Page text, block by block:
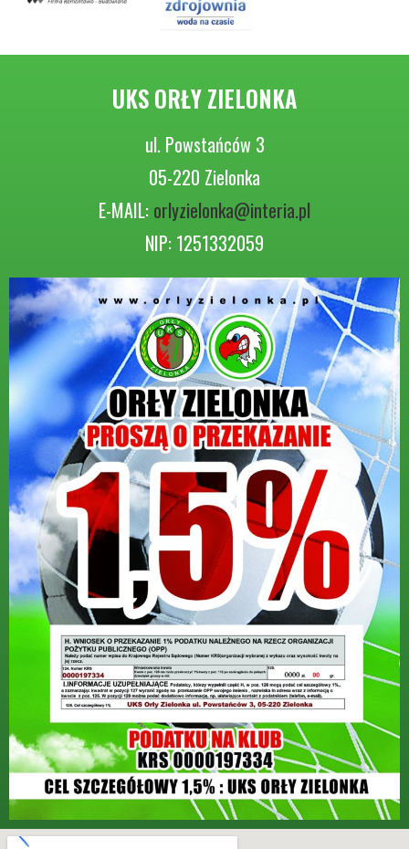
UKS ORŁY ZIELONKA
ul. Powstańców 3
05-220 Zielonka
E-MAIL: orlyzielonka@interia.pl
NIP: 1251332059